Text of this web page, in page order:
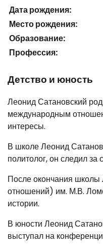
Дата рождения:
Место рождения:
Образование:
Профессия:
Детство и юность
Леонид Сатановский
международным
интересы.
В школе Леонид
политолог, он следил
После окончания школы
отношений) им. М.В.
истории.
В юности Леонид
выступал на